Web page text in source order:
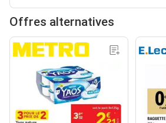
Offres alternatives